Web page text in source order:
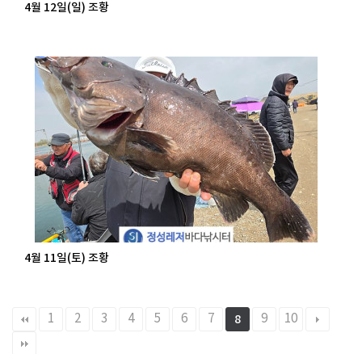
4월 12일(일) 조황
4월 11일(토) 조황
1 2 3 4 5 6 7 8 9 10